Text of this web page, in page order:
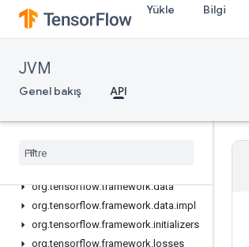
Yükle Bilgi
JVM
Genel bakış API
Genel Bakış
org.tensorflow
org.tensorflow.framework.
org
org.tensorflow.framework.data
org.tensorflow.framework.data.impl
org.tensorflow.framework.initializers
org.tensorflow.framework. losses